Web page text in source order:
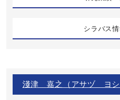
シラバス
淺津 嘉之（アサヅ ヨシ